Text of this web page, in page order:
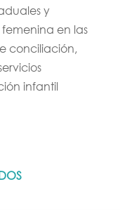
y
en las
conciliación,
infantil